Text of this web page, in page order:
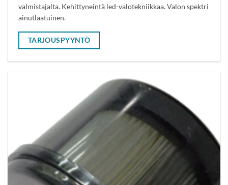
valmistajalta. Kehittyneintä led-valotekniikkaa. Valon spektri
ainutlaatuinen.
TARJOUSPYYNTÖ